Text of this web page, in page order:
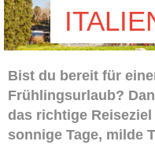
Bist du bereit für
Frühlingsurlaub?
das richtige
sonnige Tage, milde